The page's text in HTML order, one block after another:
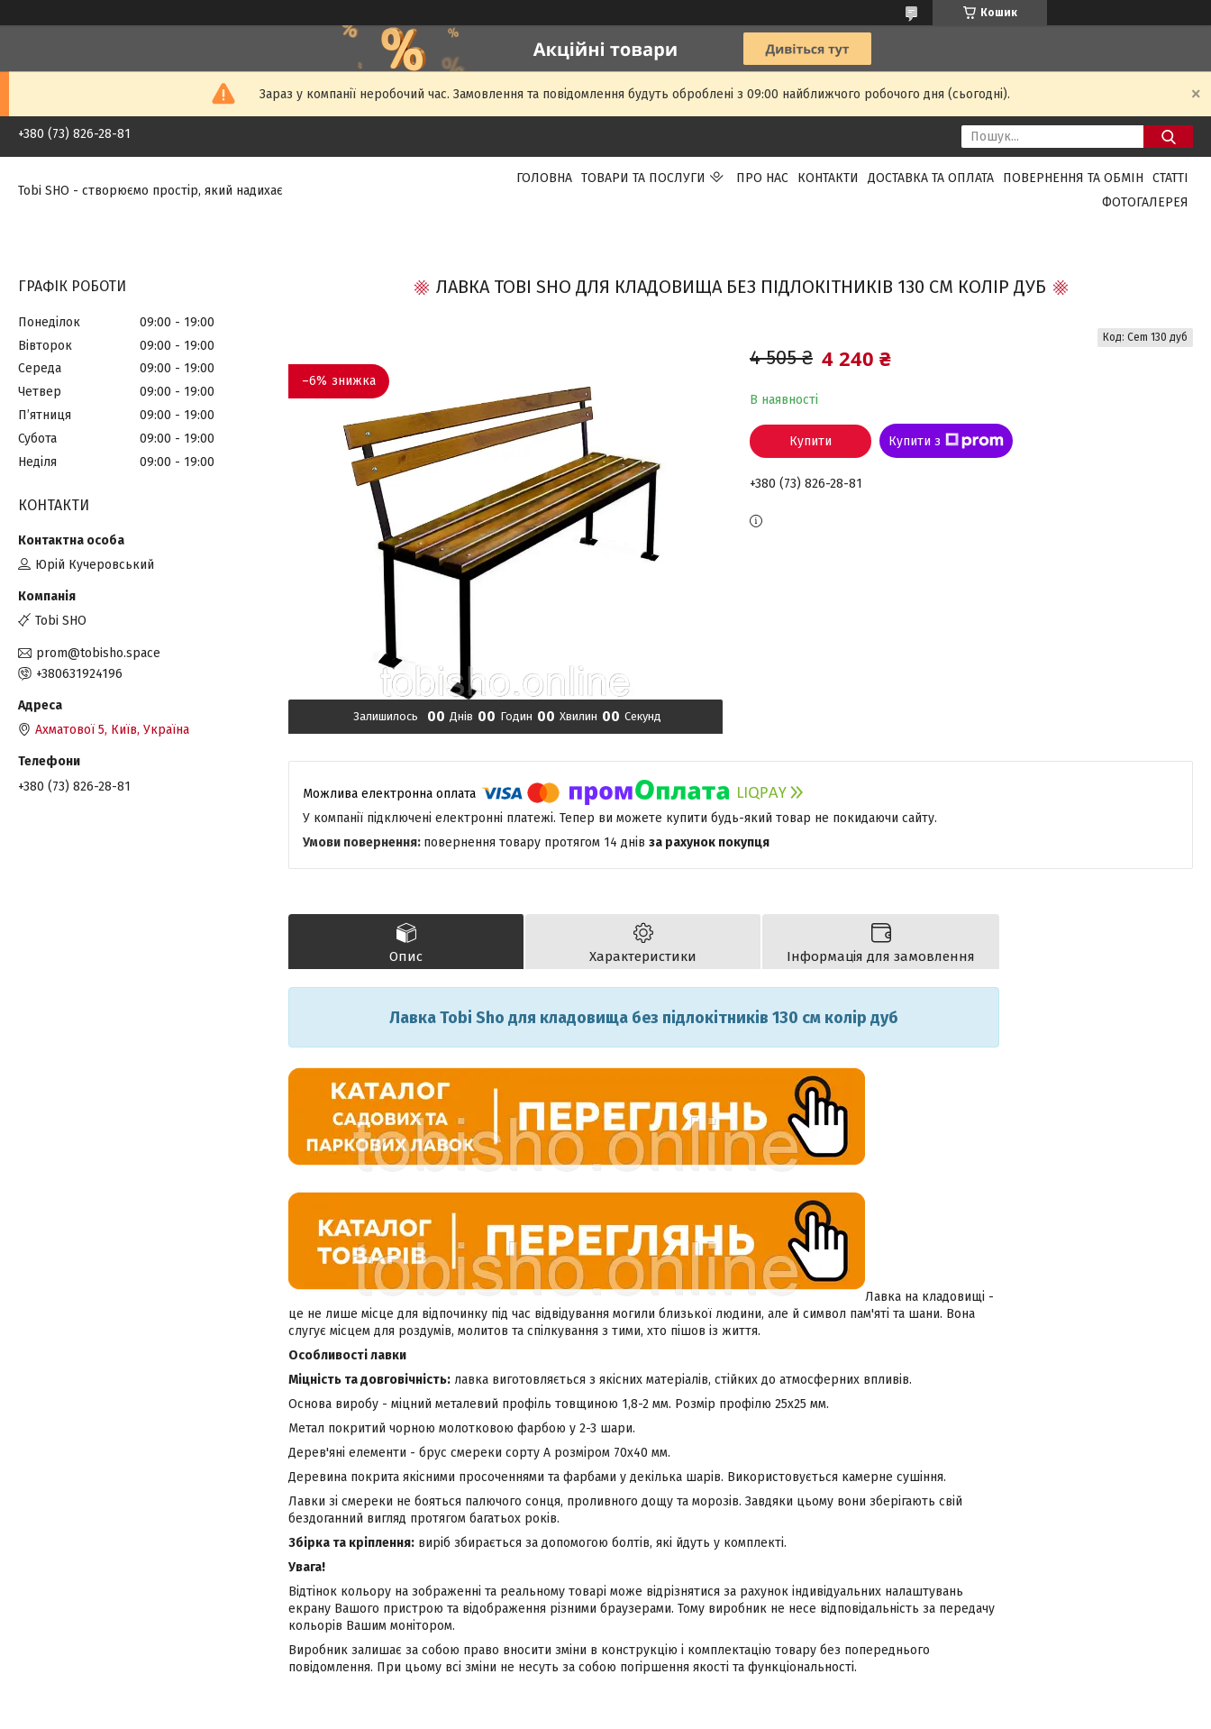
Кошик
Зараз у компанії неробочий час. Замовлення та повідомлення будуть оброблені з 09:00 найближчого робочого дня (сьогодні).
+380 (73) 826-28-81
Tobi SHO - створюємо простір, який надихає
ГОЛОВНА ТОВАРИ ТА ПОСЛУГИ ПРО НАС КОНТАКТИ ДОСТАВКА ТА ОПЛАТА ПОВЕРНЕННЯ ТА ОБМІН
СТАТТІ
ФОТОГАЛЕРЕЯ
ЛАВКА TOBI SHO ДЛЯ КЛАДОВИЩА БЕЗ ПІДЛОКІТНИКІВ 130 СМ КОЛІР ДУБ
–6%
Залишилось 00 Днів 00 Годин 00 Хвилин 00 Секунд
4 505 ₴ 4 240 ₴
В наявності
Код: Cem 130 дуб
Купити Купити з
+380 (73) 826-28-81
У компанії підключені електронні платежі. Тепер ви можете купити будь-який товар не покидаючи сайту.
повернення товару протягом 14 днів за рахунок покупця
Опис Характеристики Інформація для замовлення
Лавка Tobi Sho для кладовища без підлокітників 130 см колір дуб
Лавка на кладовищі -
це не лише місце для відпочинку під час відвідування могили близької людини, але й символ пам'яті та шани. Вона
слугує місцем для роздумів, молитов та спілкування з тими, хто пішов із життя.
Особливості лавки
Міцність та довговічність: лавка виготовляється з якісних матеріалів, стійких до атмосферних впливів.
Основа виробу - міцний металевий профіль товщиною 1,8-2 мм. Розмір профілю 25х25 мм.
Метал покритий чорною молотковою фарбою у 2-3 шари.
Дерев'яні елементи - брус смереки сорту А розміром 70х40 мм.
Деревина покрита якісними просоченнями та фарбами у декілька шарів. Використовується камерне сушіння.
Лавки зі смереки не бояться палючого сонця, проливного дощу та морозів. Завдяки цьому вони зберігають свій
бездоганний вигляд протягом багатьох років.
Збірка та кріплення: виріб збирається за допомогою болтів, які йдуть у комплекті.
Увага!
Відтінок кольору на зображенні та реальному товарі може відрізнятися за рахунок індивідуальних налаштувань
екрану Вашого пристрою та відображення різними браузерами. Тому виробник не несе відповідальність за передачу
кольорів Вашим монітором.
Виробник залишає за собою право вносити зміни в конструкцію і комплектацію товару без попереднього
повідомлення. При цьому всі зміни не несуть за собою погіршення якості та функціональності.
ГРАФІК РОБОТИ
Понеділок 09:00
19:00
Вівторок
09:00
19:00
Середа
09:00
19:00
Четвер
09:00
19:00
Пʼятниця
09:00
19:00
Субота
09:00
19:00
Неділя
09:00 19:00
КОНТАКТИ
Юрій Кучеровський
Tobi SHO
prom@tobisho.space
+380631924196
Ахматової 5, Київ, Україна
+380 (73) 826-28-81